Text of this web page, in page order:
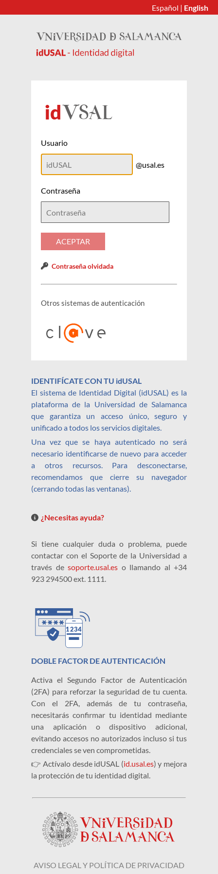
Español | English
Usuario
@usal.es
Contraseña
Contraseña olvidada
Otros sistemas de autenticación
IDENTIFÍCATE CON TU idUSAL
El sistema de Identidad Digital (idUSAL) es la
plataforma de la Universidad de Salamanca
que garantiza un acceso único, seguro y
unificado a todos los servicios digitales.
Una vez que se haya autenticado no será
necesario identificarse de nuevo para acceder
a otros recursos. Para desconectarse,
recomendamos que cierre su navegador
(cerrando todas las ventanas).
¿Necesitas ayuda?
Si tiene cualquier duda o problema, puede
contactar con el Soporte de la Universidad a
través de soporte.usal.es o llamando al +34
923 294500 ext. 1111.
DOBLE FACTOR DE AUTENTICACIÓN
Activa el Segundo Factor de Autenticación
(2FA) para reforzar la seguridad de tu cuenta.
Con el 2FA, además de tu contraseña,
necesitarás confirmar tu identidad mediante
una aplicación o dispositivo adicional,
evitando accesos no autorizados incluso si tus
credenciales se ven comprometidas.
👉 Actívalo desde idUSAL (id.usal.es) y mejora
la protección de tu identidad digital.
AVISO LEGAL Y POLÍTICA DE PRIVACIDAD